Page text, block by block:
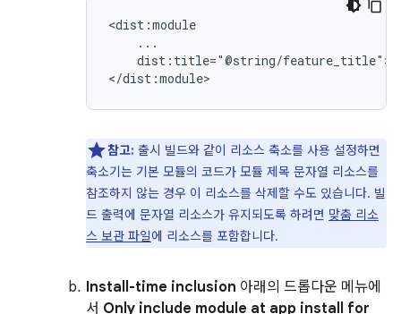
dist:title="@string/feature_title">
참고: 출시 빌드와 같이 리소스 축소를 사용 설정하면
축소기는 기본 모듈의 코드가 모듈 제목 문자열 리소스를
참조하지 않는 경우 이 리소스를 삭제할 수도 있습니다. 빌
드 출력에 문자열 리소스가 유지되도록 하려면 맞춤 리소
스 보관 파일에 리소스를 포함합니다.
Install-time inclusion 아래의 드롭다운 메뉴에
서 Only include module at app install for